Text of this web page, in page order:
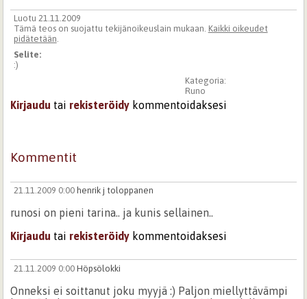
Luotu 21.11.2009
Tämä teos on suojattu tekijänoikeuslain mukaan. Kaikki oikeudet
pidätetään
Selite:
:)
Kategoria:
Runo
Kirjaudu tai rekisteröidy kommentoidaksesi
Kommentit
21.11.2009 0:00 henrik j toloppanen
runosi on pieni tarina.. ja kunis sellainen..
Kirjaudu tai rekisteröidy kommentoidaksesi
21.11.2009 0:00 Höpsölokki
Onneksi ei soittanut joku myyjä :) Paljon miellyttävämpi